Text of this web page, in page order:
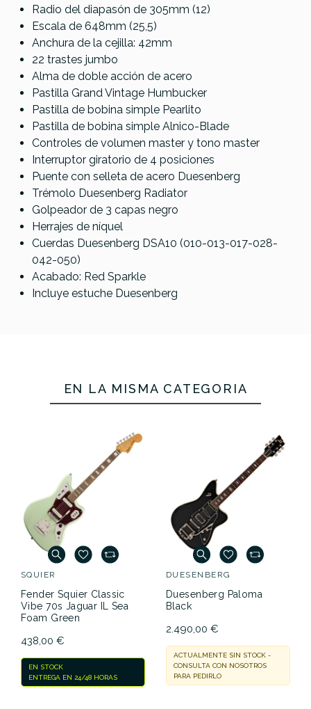
Radio del diapasón de 305mm (12)
Escala de 648mm (25,5)
Anchura de la cejilla: 42mm
22 trastes jumbo
Alma de doble acción de acero
Pastilla Grand Vintage Humbucker
Pastilla de bobina simple Pearlito
Pastilla de bobina simple Alnico-Blade
Controles de volumen master y tono master
Interruptor giratorio de 4 posiciones
Puente con selleta de acero Duesenberg
Trémolo Duesenberg Radiator
Golpeador de 3 capas negro
Herrajes de níquel
Cuerdas Duesenberg DSA10 (010-013-017-028-
042-050)
Acabado: Red Sparkle
Incluye estuche Duesenberg
EN LA MISMA CATEGORÍA
SQUIER
Fender Squier Classic
Vibe 70s Jaguar IL Sea
Foam Green
438,00 €
EN STOCK
ENTREGA EN 24/48 HORAS
DUESENBERG
Duesenberg Paloma
Black
2.490,00 €
ACTUALMENTE SIN STOCK -
CONSULTA CON NOSOTROS
PARA PEDIRLO